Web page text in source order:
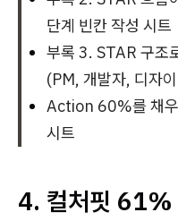
단계 빈칸 작성 시트
부록 3. STAR 구조
(PM, 개발자, 디자
Action 60%를 채우
시트
4. 컬처핏 61%